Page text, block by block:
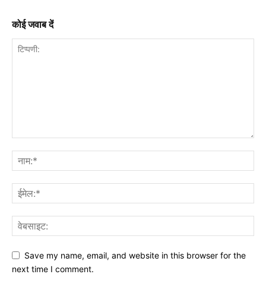
कोई जवाब दें
Save my name, email, and website in this browser for the
next time I comment.